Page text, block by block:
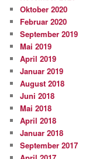
Oktober 2020
Februar 2020
September 2019
Mai 2019
April 2019
Januar 2019
August 2018
Juni 2018
Mai 2018
April 2018
Januar 2018
September 2017